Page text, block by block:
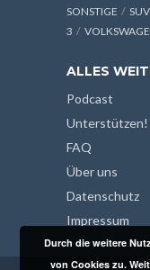
SONSTIGE
SUV
3
ALLES
Podcast
Unterstützen!
FAQ
Über uns
Datenschutz
Impressum
Durch die weitere
von Cookies zu.